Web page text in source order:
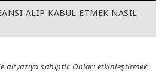
ALIP KABUL ETMEK NASIL
altyazıya sahiptir. Onları etkinleştirmek